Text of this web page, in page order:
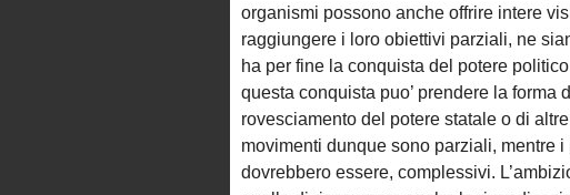
organismi possono anche offrire intere
raggiungere i loro obiettivi parziali, ne
ha per fine la conquista del potere
questa conquista puo’ prendere la
rovesciamento del potere statale o di
movimenti dunque sono parziali, mentre
dovrebbero essere, complessivi.